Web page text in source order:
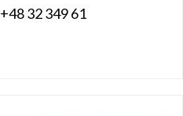
+48 32 349 61